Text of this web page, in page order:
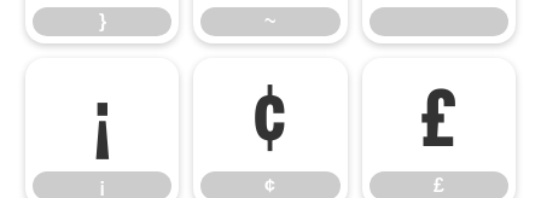
} ~
¡
¡
¢
¢
£
£